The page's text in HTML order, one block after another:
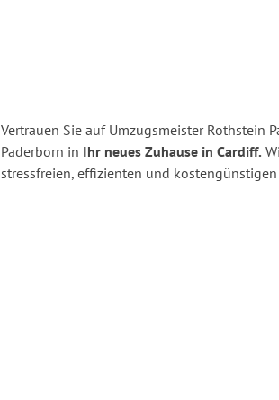
Vertrauen Sie auf Umzugsmeister Rothstein
Paderborn in Ihr neues Zuhause in Cardiff.
stressfreien, effizienten und